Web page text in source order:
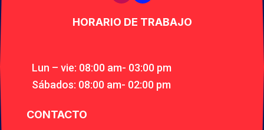
HORARIO DE TRABAJO
Lun – vie: 08:00 am- 03:00 pm
Sábados: 08:00 am- 02:00 pm
CONTACTO